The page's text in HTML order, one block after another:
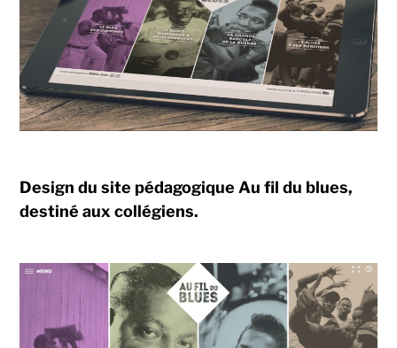
Design du site pédagogique Au fil du blues,
destiné aux collégiens.